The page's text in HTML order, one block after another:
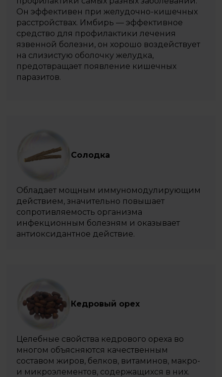
Он эффективен при желудочно-кишечных
расстройствах. Имбирь — эффективное
средство для профилактики лечения
язвенной болезни, он хорошо воздействует
на слизистую оболочку желудка,
предотвращает появление кишечных
паразитов.
Солодка
Обладает мощным иммуномодулирующим
действием, значительно повышает
сопротивляемость организма
инфекционным болезням и оказывает
антиоксидантное действие.
Кедровый орех
Целебные свойства кедрового ореха во
многом объясняются качественным
составом жиров, белков, витаминов, макро-
и микроэлементов, содержащихся в них.